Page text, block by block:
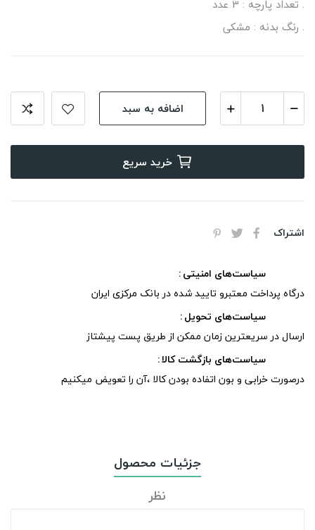
. تعداد پارچه : 3 عدد
. رنگ بدنه : مشکی
اضافه به سبد
خرید سریع
اشتراک
سیاست‌های امنیتی
درگاه پرداخت معتبرو تایید شده در بانک مرکزی ایران
سیاست‌های تحویل
ارسال در سریعترین زمان ممکن از طریق پست پیشتاز
سیاست‌های بازگشت کالا
درصورت خرابی و بون اتفاده بودن کالا ،آن را تعویض میکنیم
جزئیات محصول
نظر